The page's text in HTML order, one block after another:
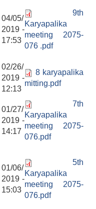
04/05/
2019 -
17:53
9th
Karyapalika
meeting 2075-
076 .pdf
02/26/
2019 -
12:13
8 karyapalika
mitting.pdf
01/27/
2019 -
14:17
7th
Karyapalika
meeting 2075-
076.pdf
01/06/
2019 -
15:03
5th
Karyapalika
meeting 2075-
076.pdf